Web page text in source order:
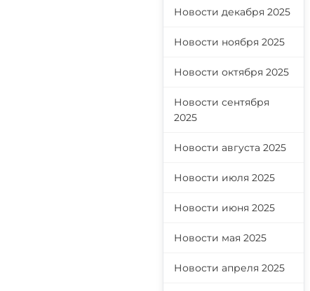
Новости декабря 2025
Новости ноября 2025
Новости октября 2025
Новости сентября
2025
Новости августа 2025
Новости июля 2025
Новости июня 2025
Новости мая 2025
Новости апреля 2025